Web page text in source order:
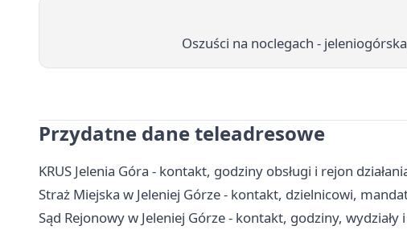
Oszuści na noclegach -
Przydatne dane teleadresowe
KRUS Jelenia Góra - kontakt, godziny obsługi i rejon
Straż Miejska w Jeleniej Górze - kontakt, dzielnicowi,
Sąd Rejonowy w Jeleniej Górze - kontakt, godziny, wydziały